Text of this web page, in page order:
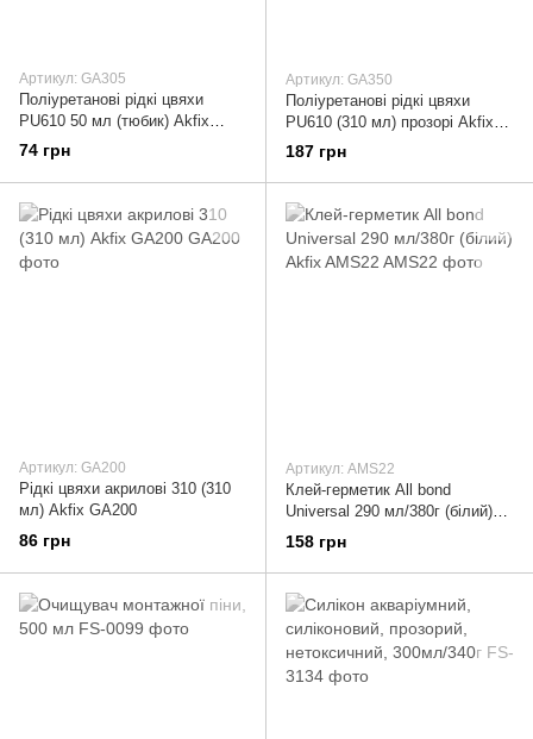
Артикул: GA305
Поліуретанові рідкі цвяхи
PU610 50 мл (тюбик) Akfix
GA305
74 грн
Артикул: GA350
Поліуретанові рідкі цвяхи
PU610 (310 мл) прозорі Akfix
GA350
187 грн
Артикул: GA200
Рідкі цвяхи акрилові 310 (310
мл) Akfix GA200
86 грн
Артикул: AMS22
Клей-герметик All bond
Universal 290 мл/380г (білий)
Akfix AMS22
158 грн